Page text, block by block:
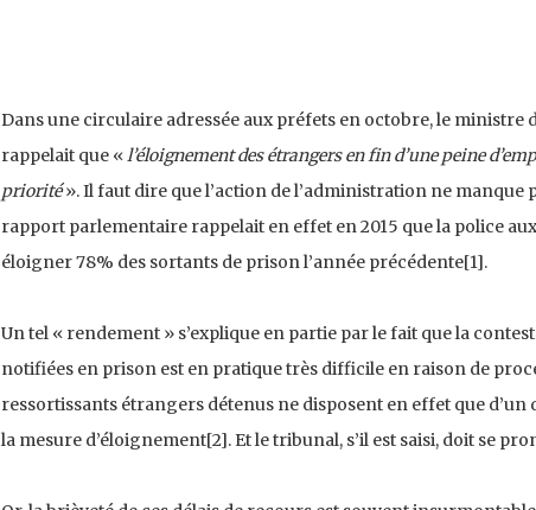
Dans une circulaire adressée aux préfets en octobre, le ministre
rappelait que « l’éloignement des étrangers en fin d’une peine
priorité». Il faut dire que l’action de l’administration ne manque
rapport parlementaire rappelait en effet en 2015 que la police
éloigner 78% des sortants de prison l’année précédente[1].
Un tel « rendement » s’explique en partie par le fait que la
notifiées en prison est en pratique très difficile en raison de
ressortissants étrangers détenus ne disposent en effet que
la mesure d’éloignement[2]. Et le tribunal, s’il est saisi, doit se